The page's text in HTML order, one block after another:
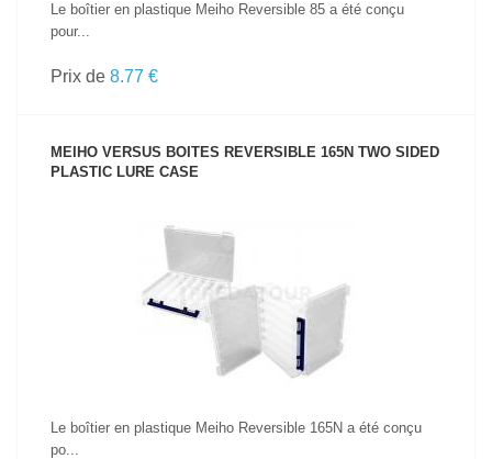
Le boîtier en plastique Meiho Reversible 85 a été conçu
pour...
Prix de 8.77 €
MEIHO VERSUS BOITES REVERSIBLE 165N TWO SIDED
PLASTIC LURE CASE
Le boîtier en plastique Meiho Reversible 165N a été conçu
po...